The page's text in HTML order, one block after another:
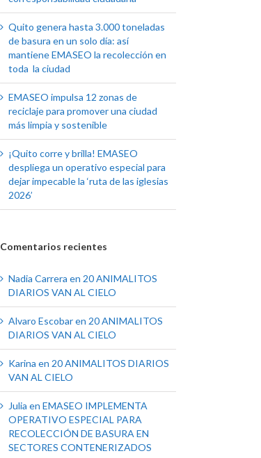
Quito genera hasta 3.000 toneladas
de basura en un solo día: así
mantiene EMASEO la recolección en
toda la ciudad
EMASEO impulsa 12 zonas de
reciclaje para promover una ciudad
más limpia y sostenible
¡Quito corre y brilla! EMASEO
despliega un operativo especial para
dejar impecable la ‘ruta de las iglesias
2026’
Comentarios recientes
Nadia Carrera en 20 ANIMALITOS
DIARIOS VAN AL CIELO
Alvaro Escobaren 20 ANIMALITOS
DIARIOS VAN AL CIELO
Karina en 20 ANIMALITOS DIARIOS
VAN AL CIELO
Julia en EMASEO IMPLEMENTA
OPERATIVO ESPECIAL PARA
RECOLECCIÓN DE BASURA EN
SECTORES CONTENERIZADOS